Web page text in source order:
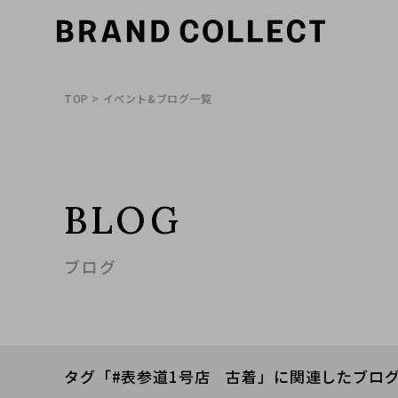
TOP > イベント&ブログ一覧
BLOG
ブログ
タグ「#表参道1号店 古着」に関連したブロ